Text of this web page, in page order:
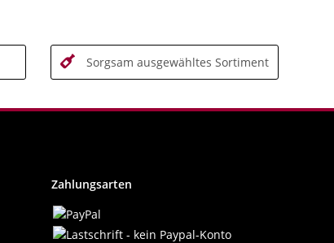
Sorgsam ausgewähltes Sortiment
Zahlungsarten